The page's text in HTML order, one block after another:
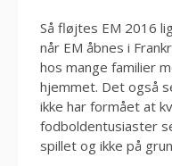
Så fløjtes EM 2016
når EM åbnes i
hos mange familier
hjemmet. Det også
ikke har formået at
fodboldentusiaster
spillet og ikke på